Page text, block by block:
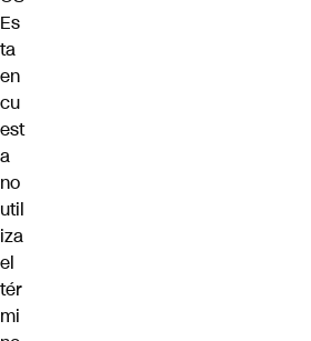
Es
ta
en
cu
est
a
no
util
iza
el
tér
mi